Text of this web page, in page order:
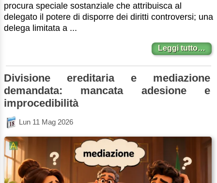
procura speciale sostanziale che attribuisca al
delegato il potere di disporre dei diritti controversi; una
delega limitata a ...
Leggi tutto…
Divisione ereditaria e mediazione
demandata: mancata adesione e
improcedibilità
Lun 11 Mag 2026